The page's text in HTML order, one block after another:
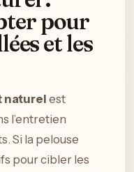
pour
et les
naturelest
l’entretien
Si la pelouse
pour cibler les